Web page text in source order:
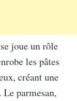
joue un rôle
les pâtes
créant une
parmesan,